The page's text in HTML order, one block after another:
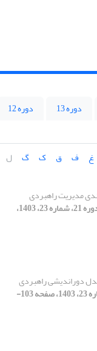
دوره 13 دوره 12
غ ف ق ک گ ل
مدیریت راهبردی
[دوره 21، شماره 23، 1403،
دوراندیشی راهبردی
[دوره 21، شماره 23، 1403، صفحه 103-